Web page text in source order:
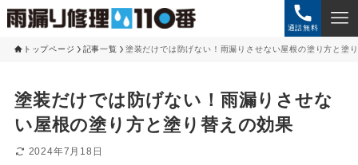
通話無料
トップページ 記事一覧 塗装だけでは防げない！雨漏りさせない屋根の塗り方と塗
塗装だけでは防げない！雨漏りさせな
い屋根の塗り方と塗り替えの効果
2024年7月18日